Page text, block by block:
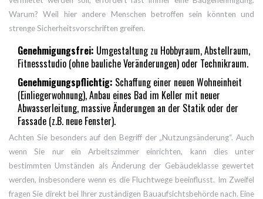
Warum? Weil hier andere Menschen betroffen sein könnten und
strenge Sicherheitsvorschriften greifen.
Genehmigungsfrei: Umgestaltung zu Hobbyraum, Abstellraum,
Fitnessstudio (ohne bauliche Veränderungen) oder Technikraum.
Genehmigungspflichtig: Schaffung einer neuen Wohneinheit
(Einliegerwohnung), Anbau eines Bad im Keller mit neuer
Abwasserleitung, massive Änderungen an der Statik oder der
Fassade (z.B. neue Fenster).
Achten Sie besonders auf den Begriff der „Nutzungsänderung“. Auch
wenn Sie nur ein Arbeitszimmer einrichten, kann dies unter
bestimmten Umständen als Änderung der Gebäudeklasse gewertet
werden, insbesondere wenn es die Fluchtwege beeinflusst. Im Zweifel
fragen Sie direkt bei Ihrer zuständigen Bauaufsichtsbehörde nach. Eine